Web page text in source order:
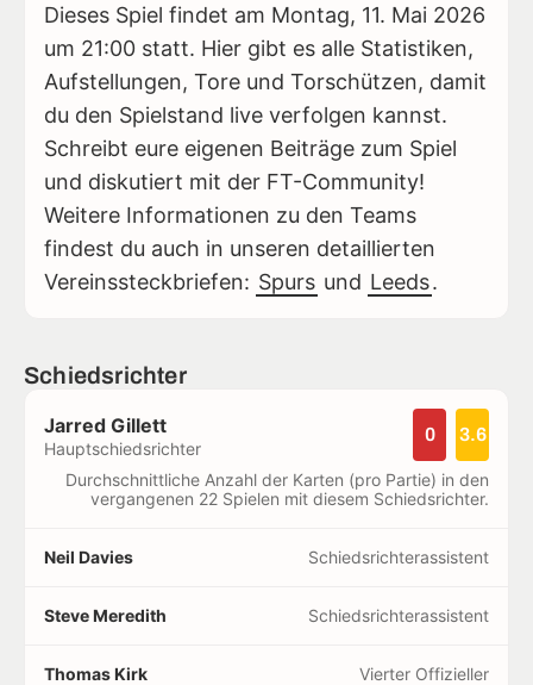
Dieses Spiel findet am Montag, 11. Mai 2026
um 21:00 statt. Hier gibt es alle Statistiken,
Aufstellungen, Tore und Torschützen, damit
du den Spielstand live verfolgen kannst.
Schreibt eure eigenen Beiträge zum Spiel
und diskutiert mit der FT-Community!
Weitere Informationen zu den Teams
findest du auch in unseren detaillierten
Vereinssteckbriefen: Spurs und Leeds.
Schiedsrichter
Jarred Gillett
Hauptschiedsrichter
0 3.6
Durchschnittliche Anzahl der Karten (pro Partie) in den
vergangenen 22 Spielen mit diesem Schiedsrichter.
Neil Davies Schiedsrichterassistent
Steve Meredith Schiedsrichterassistent
Thomas Kirk Vierter Offizieller